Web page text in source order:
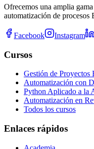
Ofrecemos una amplia
automatización de procesos
Facebook Instagram
Cursos
Gestión de Proyectos
Automatización con
Python Aplicado a la
Automatización en
Todos los cursos
Enlaces rápidos